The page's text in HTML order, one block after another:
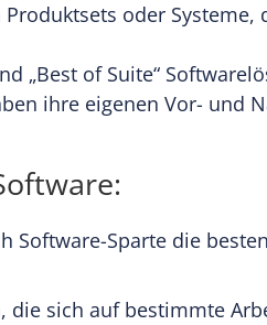
oder Systeme,
„Best of Suite“
ihre eigenen Vor- und
Software-Sparte die
die sich auf bestimmte